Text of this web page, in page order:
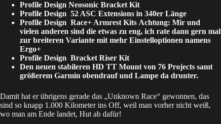
Profile Design Neosonic Bracket Kit
Profile Design 52 ASC Extensions in 340er Länge
Profile Design Race+ Armrest Kits Achtung: Mir und
vielen anderen sind die etwas zu eng, ich rate dann gern mal
zur breiteren Variante mit mehr Einstelloptionen namens
Ergo+
Profile Design Bracket Riser Kit
Den neuen stabileren HD TT Mount von 76 Projects samt
größerem Garmin obendrauf und Lampe da drunter.
Damit hat er übrigens gerade das „Unknown Race“ gewonnen, das
sind so knapp 1.000 Kilometer ins Off, weil man vorher nicht weiß,
wo man am Ende landet, Hut ab dafür!